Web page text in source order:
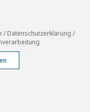
/Datenschutzerklärung /